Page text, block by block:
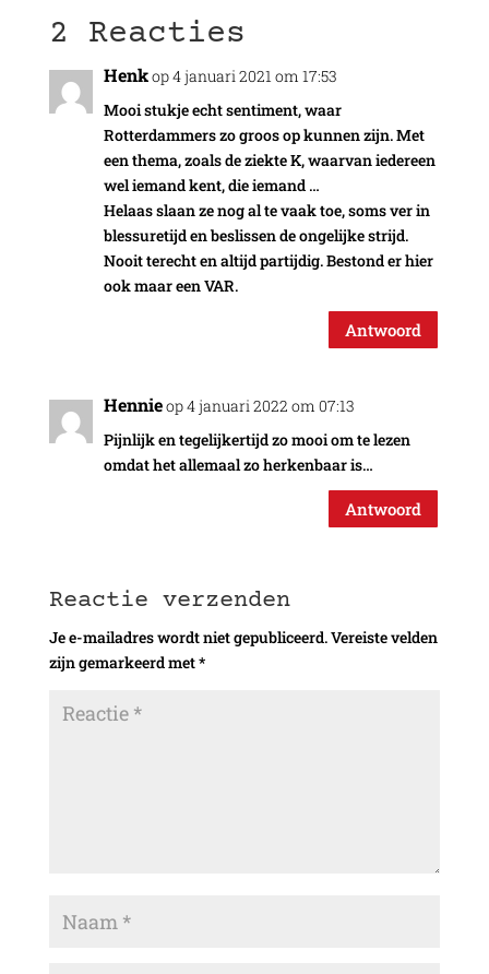
2 Reacties
Henkop 4 januari 2021 om 17:53
Mooi stukje echt sentiment, waar
Rotterdammers zo groos op kunnen zijn. Met
een thema, zoals de ziekte K, waarvan iedereen
wel iemand kent, die iemand …
Helaas slaan ze nog al te vaak toe, soms ver in
blessuretijd en beslissen de ongelijke strijd.
Nooit terecht en altijd partijdig. Bestond er hier
ook maar een VAR.
Antwoord
Hennieop 4 januari 2022 om 07:13
Pijnlijk en tegelijkertijd zo mooi om te lezen
omdat het allemaal zo herkenbaar is…
Antwoord
Reactie verzenden
Je e-mailadres wordt niet gepubliceerd.Vereiste velden
zijn gemarkeerd met*